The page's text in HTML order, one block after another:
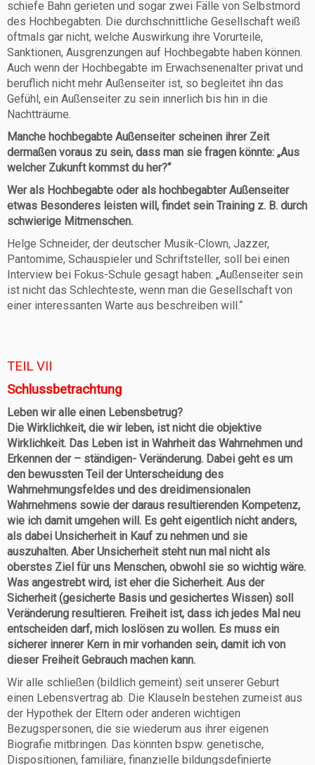
schiefe Bahn gerieten und sogar zwei Fälle von Selbstmord
des Hochbegabten. Die durchschnittliche Gesellschaft weiß
oftmals gar nicht, welche Auswirkung ihre Vorurteile,
Sanktionen, Ausgrenzungen auf Hochbegabte haben können.
Auch wenn der Hochbegabte im Erwachsenenalter privat und
beruflich nicht mehr Außenseiter ist, so begleitet ihn das
Gefühl, ein Außenseiter zu sein innerlich bis hin in die
Nachtträume.
Manche hochbegabte Außenseiter scheinen ihrer Zeit
dermaßen voraus zu sein, dass man sie fragen könnte: „Aus
welcher Zukunft kommst du her?“
Wer als Hochbegabte oder als hochbegabter Außenseiter
etwas Besonderes leisten will, findet sein Training z. B. durch
schwierige Mitmenschen.
Helge Schneider, der deutscher Musik-Clown, Jazzer,
Pantomime, Schauspieler und Schriftsteller, soll bei einen
Interview bei Fokus-Schule gesagt haben: „Außenseiter sein
ist nicht das Schlechteste, wenn man die Gesellschaft von
einer interessanten Warte aus beschreiben will.“
TEIL VII
Schlussbetrachtung
Leben wir alle einen Lebensbetrug?
Die Wirklichkeit, die wir leben, ist nicht die objektive
Wirklichkeit. Das Leben ist in Wahrheit das Wahrnehmen und
Erkennen der – ständigen- Veränderung. Dabei geht es um
den bewussten Teil der Unterscheidung des
Wahrnehmungsfeldes und des dreidimensionalen
Wahrnehmens sowie der daraus resultierenden Kompetenz,
wie ich damit umgehen will. Es geht eigentlich nicht anders,
als dabei Unsicherheit in Kauf zu nehmen und sie
auszuhalten. Aber Unsicherheit steht nun mal nicht als
oberstes Ziel für uns Menschen, obwohl sie so wichtig wäre.
Was angestrebt wird, ist eher die Sicherheit. Aus der
Sicherheit (gesicherte Basis und gesichertes Wissen) soll
Veränderung resultieren. Freiheit ist, dass ich jedes Mal neu
entscheiden darf, mich loslösen zu wollen. Es muss ein
sicherer innerer Kern in mir vorhanden sein, damit ich von
dieser Freiheit Gebrauch machen kann.
Wir alle schließen (bildlich gemeint) seit unserer Geburt
einen Lebensvertrag ab. Die Klauseln bestehen zumeist aus
der Hypothek der Eltern oder anderen wichtigen
Bezugspersonen, die sie wiederum aus ihrer eigenen
Biografie mitbringen. Das könnten bspw. genetische,
Dispositionen, familiäre, finanzielle bildungsdefinierte